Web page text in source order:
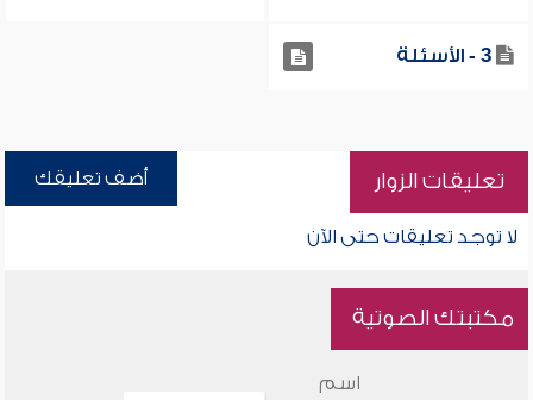
3 - الأسئلة
تعليقات الزوار أضف تعليقك
لا توجد تعليقات حتى الآن
مكتبتك الصوتية
اسم